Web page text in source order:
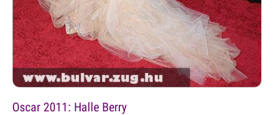
Oscar 2011: Halle Berry